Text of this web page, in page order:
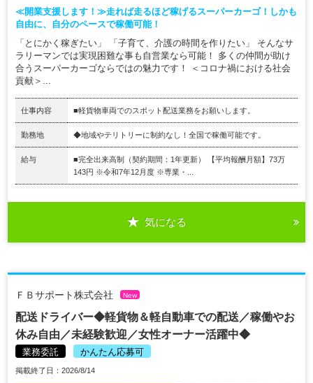
≪開業支援します！≫走れば走るほど稼げるスーパーカーゴ！しかも
自由に、自分のペースで稼働可能！
「とにかく稼ぎたい」 「子育て、介護の時間を作りたい」 そんなサ
ラリーマンでは実現困難な事も自営業なら可能！ 多くの仲間が助け
合うスーパーカーゴならではの魅力です！ ＜コロナ禍における社会
貢献＞...
仕事内容 ■軽貨物車両でのスポット配送業務をお願いします。
勤務地 ◆地域やテリトリーに制約なし！全国で稼働可能です。
給与
■完全出来高制（契約期間：1年更新） 【平均報酬月額】73万
143円 ※令和7年12月度 ※専業・...
気になる
ＦＢサポート株式会社 New
配送ドライバー◆軽貨物＆軽自動車での配送／稼働やお
休み自由／未経験歓迎／女性オーナー活躍中◆
業務委託 かんたん応募可
掲載終了日：2026/8/14